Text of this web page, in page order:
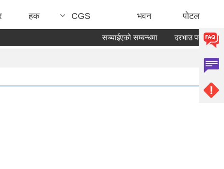
हक CGS भवन पोटल
सच्याईएको सम्बन्धमा दरभाउ पत्र पेश गर्ने